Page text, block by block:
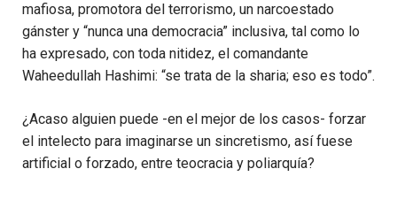
mafiosa, promotora del terrorismo, un narcoestado
gánster y “nunca una democracia” inclusiva, tal como lo
ha expresado, con toda nitidez, el comandante
Waheedullah Hashimi: “se trata de la sharia; eso es todo”.
¿Acaso alguien puede -en el mejor de los casos- forzar
el intelecto para imaginarse un sincretismo, así fuese
artificial o forzado, entre teocracia y poliarquía?